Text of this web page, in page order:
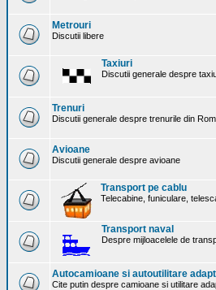
Metrouri
Discutii libere
Taxiuri
Discutii generale despre
Trenuri
Discutii generale despre trenurile din
Avioane
Discutii generale despre avioane
Transport pe cablu
Telecabine, funiculare,
Transport naval
Despre mijloacelele de
Autocamioane si autoutilitare
Cite putin despre camioane si utilitare